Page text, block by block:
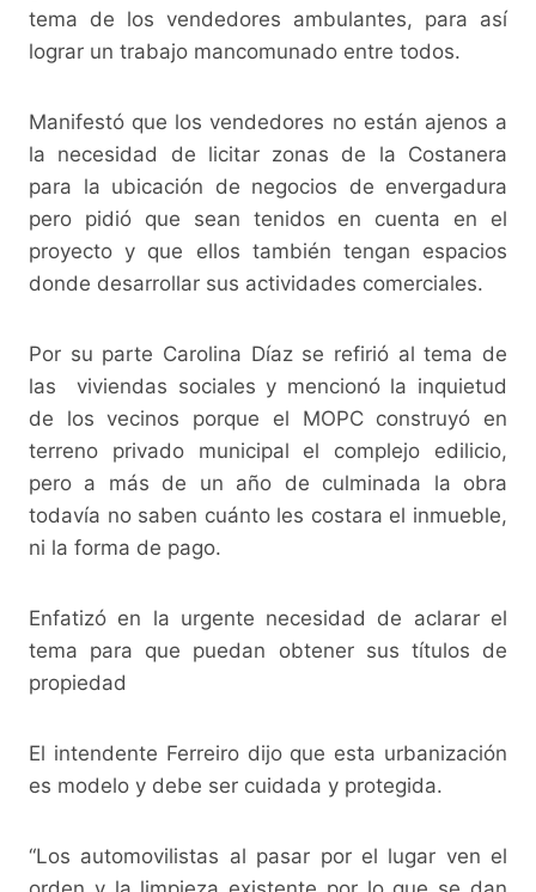
tema de los vendedores ambulantes, para así
lograr un trabajo mancomunado entre todos.
Manifestó que los vendedores no están ajenos a
la necesidad de licitar zonas de la Costanera
para la ubicación de negocios de envergadura
pero pidió que sean tenidos en cuenta en el
proyecto y que ellos también tengan espacios
donde desarrollar sus actividades comerciales.
Por su parte Carolina Díaz se refirió al tema de
las viviendas sociales y mencionó la inquietud
de los vecinos porque el MOPC construyó en
terreno privado municipal el complejo edilicio,
pero a más de un año de culminada la obra
todavía no saben cuánto les costara el inmueble,
ni la forma de pago.
Enfatizó en la urgente necesidad de aclarar el
tema para que puedan obtener sus títulos de
propiedad
El intendente Ferreiro dijo que esta urbanización
es modelo y debe ser cuidada y protegida.
“Los automovilistas al pasar por el lugar ven el